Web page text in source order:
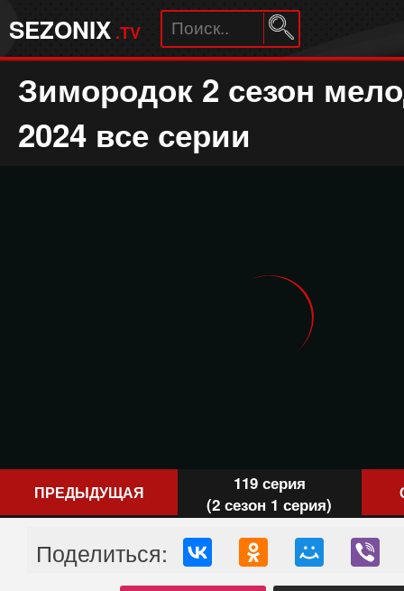
SEZONIX .TV
Зимородок 2 сезон
2024 все серии
ПРЕДЫДУЩАЯ
119 серия
(2 сезон 1 серия)
Поделиться: